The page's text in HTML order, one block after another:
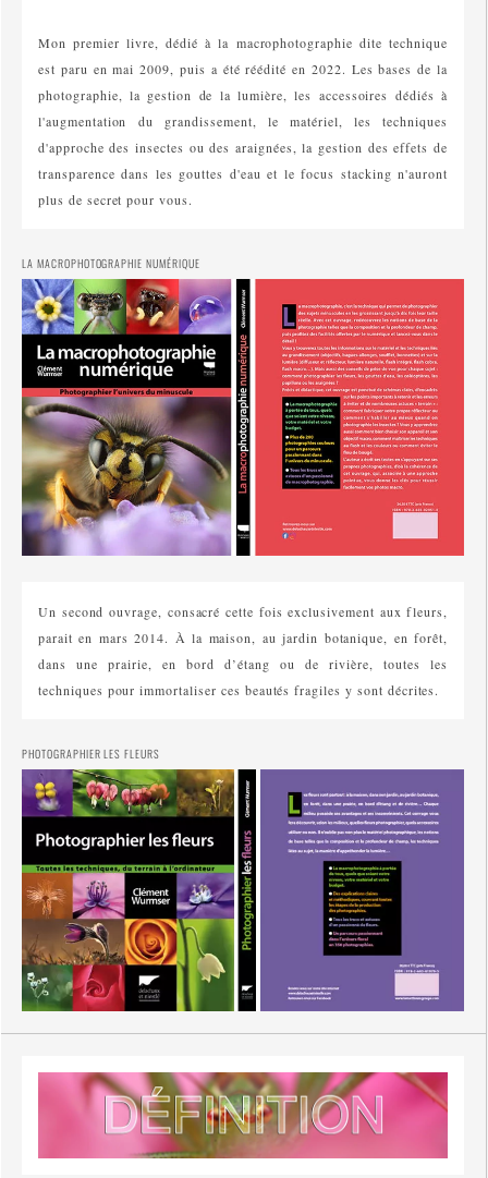
Mon premier livre, dédié à la macrophotographie dite technique
est paru en mai 2009, puis a été réédité en 2022. Les bases de la
photographie, la gestion de la lumière, les accessoires dédiés à
l'augmentation du grandissement, le matériel, les techniques
d'approche des insectes ou des araignées, la gestion des effets de
transparence dans les gouttes d'eau et le focus stacking n'auront
plus de secret pour vous.
LA MACROPHOTOGRAPHIE NUMÉRIQUE
Un second ouvrage, consacré cette fois exclusivement aux fleurs,
parait en mars 2014. À la maison, au jardin botanique, en forêt,
dans une prairie, en bord d’étang ou de rivière, toutes les
techniques pour immortaliser ces beautés fragiles y sont décrites.
PHOTOGRAPHIER LES FLEURS